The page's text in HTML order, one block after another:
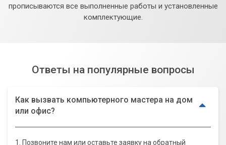
прописываются все выполненные работы и установленные
комплектующие.
Ответы на популярные вопросы
Как вызвать компьютерного мастера на дом
или офис?
1. Позвоните нам или оставьте заявку на обратный